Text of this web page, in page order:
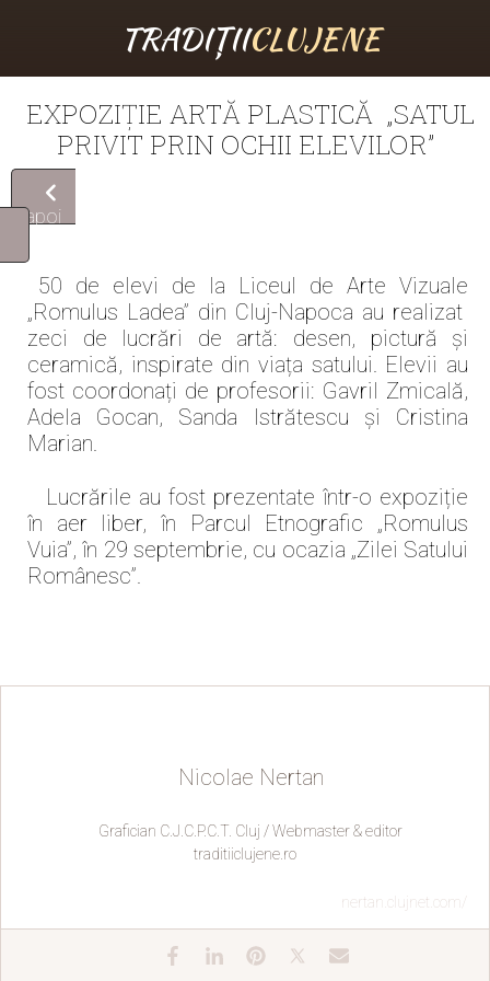
TRADIȚIICLUJENE
EXPOZIȚIE ARTĂ PLASTICĂ „SATUL
PRIVIT PRIN OCHII ELEVILOR”
înapoi
50 de elevi de la Liceul de Arte Vizuale
„Romulus Ladea” din Cluj-Napoca au realizat
zeci de lucrări de artă: desen, pictură și
ceramică, inspirate din viața satului. Elevii au
fost coordonați de profesorii: Gavril Zmicală,
Adela Gocan, Sanda Istrătescu și Cristina
Marian.
Lucrările au fost prezentate într-o expoziție
în aer liber, în Parcul Etnografic „Romulus
Vuia”, în 29 septembrie, cu ocazia „Zilei Satului
Românesc”.
Nicolae Nertan
Grafician C.J.C.P.C.T. Cluj / Webmaster & editor
traditiiclujene.ro
nertan.clujnet.com/